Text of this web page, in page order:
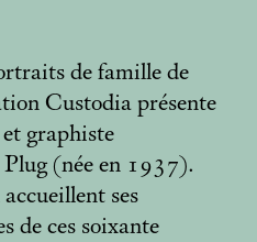
de famille de
Custodia présente
graphiste
(née en 1937).
ses
de ces soixante